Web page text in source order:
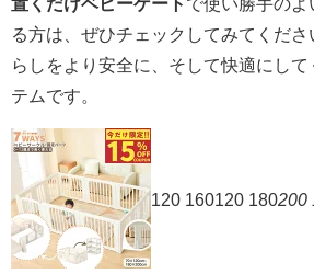
る方は、ぜひチェックしてみてくだ
らしをより安全に、そして快適にして
テムです。
120 160120 180200